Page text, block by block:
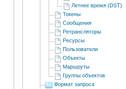
Летнее время (DST)
Токены
Сообщения
Ретрансляторы
Ресурсы
Пользователи
Объекты
Маршруты
Группы объектов
Формат запроса